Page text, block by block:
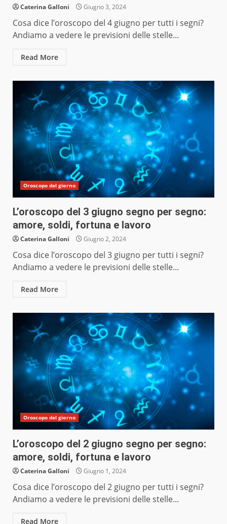
Caterina Galloni Giugno 3, 2024
Cosa dice l’oroscopo del 4 giugno per tutti i segni?
Andiamo a vedere le previsioni delle stelle...
Read More
Oroscopo del giorno
L’oroscopo del 3 giugno segno per segno:
amore, soldi, fortuna e lavoro
Caterina Galloni Giugno 2, 2024
Cosa dice l’oroscopo del 3 giugno per tutti i segni?
Andiamo a vedere le previsioni delle stelle...
Read More
Oroscopo del giorno
L’oroscopo del 2 giugno segno per segno:
amore, soldi, fortuna e lavoro
Caterina Galloni Giugno 1, 2024
Cosa dice l’oroscopo del 2 giugno per tutti i segni?
Andiamo a vedere le previsioni delle stelle...
Read More